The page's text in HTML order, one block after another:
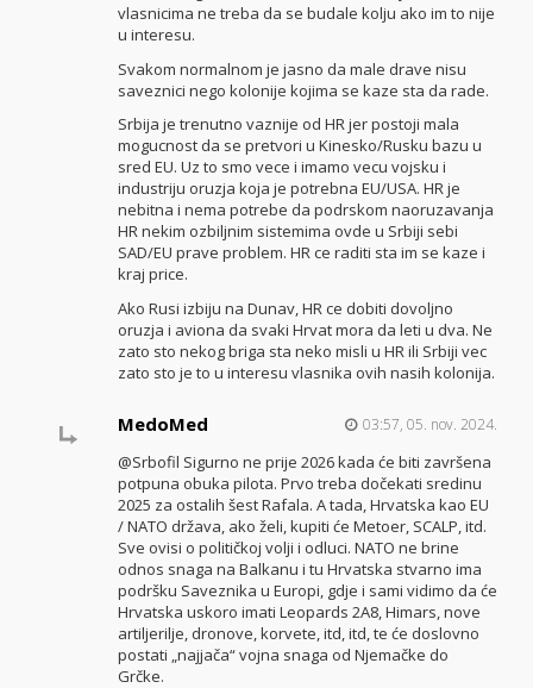
vlasnicima ne treba da se budale kolju ako im to nije
u interesu.
Svakom normalnom je jasno da male drave nisu
saveznici nego kolonije kojima se kaze sta da rade.
Srbija je trenutno vaznije od HR jer postoji mala
mogucnost da se pretvori u Kinesko/Rusku bazu u
sred EU. Uz to smo vece i imamo vecu vojsku i
industriju oruzja koja je potrebna EU/USA. HR je
nebitna i nema potrebe da podrskom naoruzavanja
HR nekim ozbiljnim sistemima ovde u Srbiji sebi
SAD/EU prave problem. HR ce raditi sta im se kaze i
kraj price.
Ako Rusi izbiju na Dunav, HR ce dobiti dovoljno
oruzja i aviona da svaki Hrvat mora da leti u dva. Ne
zato sto nekog briga sta neko misli u HR ili Srbiji vec
zato sto je to u interesu vlasnika ovih nasih kolonija.
MedoMed 03:57, 05. nov. 2024.
@Srbofil Sigurno ne prije 2026 kada će biti završena
potpuna obuka pilota. Prvo treba dočekati sredinu
2025 za ostalih šest Rafala. A tada, Hrvatska kao EU
/ NATO država, ako želi, kupiti će Metoer, SCALP, itd.
Sve ovisi o političkoj volji i odluci. NATO ne brine
odnos snaga na Balkanu i tu Hrvatska stvarno ima
podršku Saveznika u Europi, gdje i sami vidimo da će
Hrvatska uskoro imati Leopards 2A8, Himars, nove
artiljerilje, dronove, korvete, itd, itd, te će doslovno
postati „najjača“ vojna snaga od Njemačke do
Grčke.